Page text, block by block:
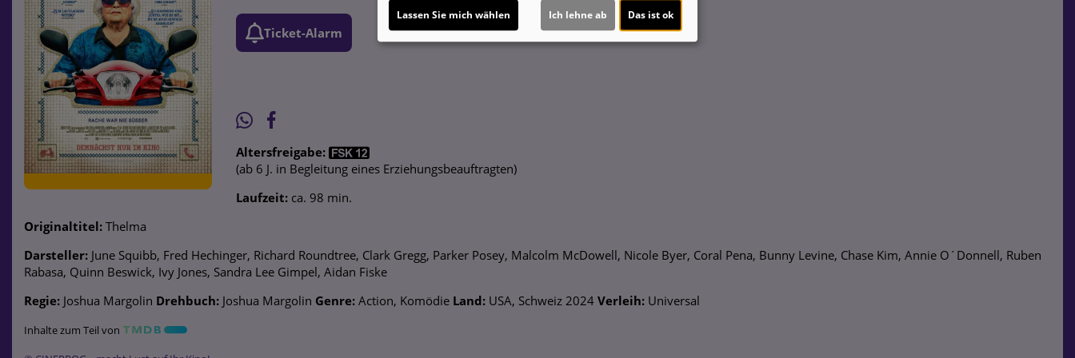
Ticket-Alarm
Altersfreigabe:
(ab 6 J. in Begleitung eines Erziehungsbeauftragten)
Laufzeit: ca. 98 min.
Originaltitel: Thelma
Darsteller: June Squibb, Fred Hechinger, Richard Roundtree, Clark Gregg, Parker Posey, Malcolm McDowell, Nicole Byer, Coral Pena, Bunny Levine, Chase Kim, Annie O´Donnell, Ruben
Rabasa, Quinn Beswick, Ivy Jones, Sandra Lee Gimpel, Aidan Fiske
Regie: Joshua Margolin Drehbuch: Joshua Margolin Genre: Action, Komödie Land: USA, Schweiz 2024 Verleih: Universal
Inhalte zum Teil von
Lassen Sie mich wählen Ich lehne ab Das ist ok